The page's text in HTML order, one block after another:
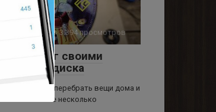
0
3 394 просмотров
круг своими
компакт-диска
решил перебрать вещи дома и
хлам. В итоге несколько